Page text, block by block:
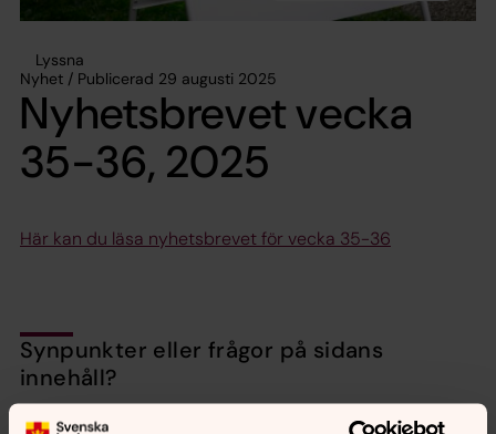
Lyssna
Nyhet / Publicerad 29 augusti 2025
Nyhetsbrevet vecka
35-36, 2025
Här kan du läsa nyhetsbrevet för vecka 35-36
Synpunkter eller frågor på sidans
innehåll?
valbo-hedesunda.pastorat@svenskakyrkan.se